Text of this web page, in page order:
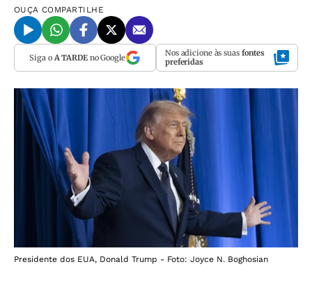
OUÇA COMPARTILHE
Siga o A TARDEno Google Nos adicione às suas fontes
preferidas
Presidente dos EUA, Donald Trump - Foto: Joyce N. Boghosian